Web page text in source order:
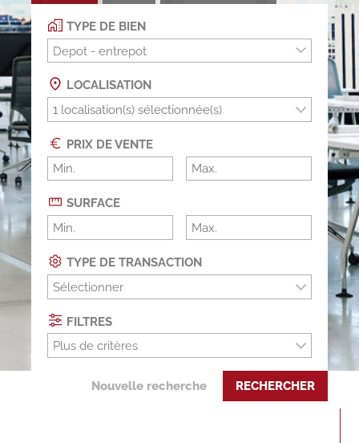
TYPE DE BIEN
Depot - entrepot
LOCALISATION
PRIX DE VENTE
SURFACE
TYPE DE TRANSACTION
Sélectionner
FILTRES
Plus de critères
Nouvelle recherche RECHERCHER